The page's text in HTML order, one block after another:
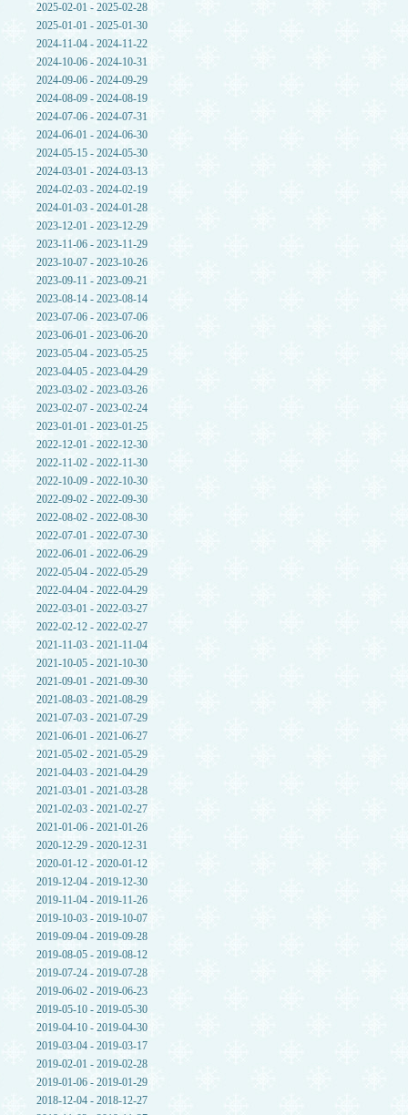
2025-02-01 - 2025-02-28
2025-01-01 - 2025-01-30
2024-11-04 - 2024-11-22
2024-10-06 - 2024-10-31
2024-09-06 - 2024-09-29
2024-08-09 - 2024-08-19
2024-07-06 - 2024-07-31
2024-06-01 - 2024-06-30
2024-05-15 - 2024-05-30
2024-03-01 - 2024-03-13
2024-02-03 - 2024-02-19
2024-01-03 - 2024-01-28
2023-12-01 - 2023-12-29
2023-11-06 - 2023-11-29
2023-10-07 - 2023-10-26
2023-09-11 - 2023-09-21
2023-08-14 - 2023-08-14
2023-07-06 - 2023-07-06
2023-06-01 - 2023-06-20
2023-05-04 - 2023-05-25
2023-04-05 - 2023-04-29
2023-03-02 - 2023-03-26
2023-02-07 - 2023-02-24
2023-01-01 - 2023-01-25
2022-12-01 - 2022-12-30
2022-11-02 - 2022-11-30
2022-10-09 - 2022-10-30
2022-09-02 - 2022-09-30
2022-08-02 - 2022-08-30
2022-07-01 - 2022-07-30
2022-06-01 - 2022-06-29
2022-05-04 - 2022-05-29
2022-04-04 - 2022-04-29
2022-03-01 - 2022-03-27
2022-02-12 - 2022-02-27
2021-11-03 - 2021-11-04
2021-10-05 - 2021-10-30
2021-09-01 - 2021-09-30
2021-08-03 - 2021-08-29
2021-07-03 - 2021-07-29
2021-06-01 - 2021-06-27
2021-05-02 - 2021-05-29
2021-04-03 - 2021-04-29
2021-03-01 - 2021-03-28
2021-02-03 - 2021-02-27
2021-01-06 - 2021-01-26
2020-12-29 - 2020-12-31
2020-01-12 - 2020-01-12
2019-12-04 - 2019-12-30
2019-11-04 - 2019-11-26
2019-10-03 - 2019-10-07
2019-09-04 - 2019-09-28
2019-08-05 - 2019-08-12
2019-07-24 - 2019-07-28
2019-06-02 - 2019-06-23
2019-05-10 - 2019-05-30
2019-04-10 - 2019-04-30
2019-03-04 - 2019-03-17
2019-02-01 - 2019-02-28
2019-01-06 - 2019-01-29
2018-12-04 - 2018-12-27